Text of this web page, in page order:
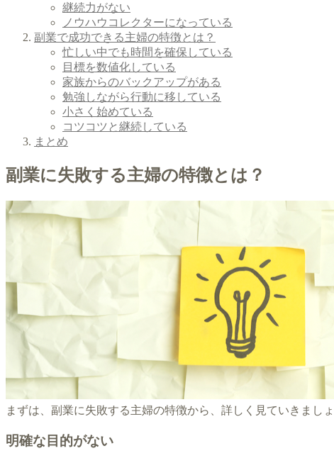
継続力がない
ノウハウコレクターになっている
副業で成功できる主婦の特徴とは？
忙しい中でも時間を確保している
目標を数値化している
家族からのバックアップがある
勉強しながら行動に移している
小さく始めている
コツコツと継続している
まとめ
副業に失敗する主婦の特徴とは？
まずは、副業に失敗する主婦の特徴から、詳しく見ていきましょ
明確な目的がない